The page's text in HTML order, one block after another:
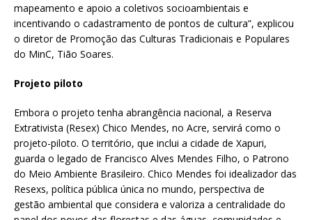
mapeamento e apoio a coletivos socioambientais e
incentivando o cadastramento de pontos de cultura”, explicou
o diretor de Promoção das Culturas Tradicionais e Populares
do MinC, Tião Soares.
Projeto piloto
Embora o projeto tenha abrangência nacional, a Reserva
Extrativista (Resex) Chico Mendes, no Acre, servirá como o
projeto-piloto. O território, que inclui a cidade de Xapuri,
guarda o legado de Francisco Alves Mendes Filho, o Patrono
do Meio Ambiente Brasileiro. Chico Mendes foi idealizador das
Resexs, política pública única no mundo, perspectiva de
gestão ambiental que considera e valoriza a centralidade do